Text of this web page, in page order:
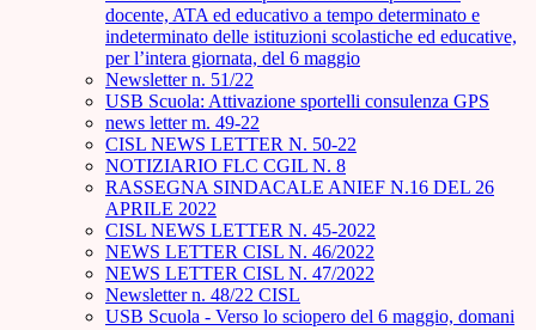
docente, ATA ed educativo a tempo determinato e
indeterminato delle istituzioni scolastiche ed educative,
per l’intera giornata, del 6 maggio
Newsletter n. 51/22
USB Scuola: Attivazione sportelli consulenza GPS
news letter m. 49-22
CISL NEWS LETTER N. 50-22
NOTIZIARIO FLC CGIL N. 8
RASSEGNA SINDACALE ANIEF N.16 DEL 26
APRILE 2022
CISL NEWS LETTER N. 45-2022
NEWS LETTER CISL N. 46/2022
NEWS LETTER CISL N. 47/2022
Newsletter n. 48/22 CISL
USB Scuola - Verso lo sciopero del 6 maggio, domani